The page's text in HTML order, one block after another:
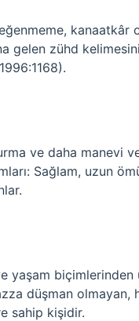
kanaatkâr
gelen zühd
ve daha manevi
Sağlam, uzun
yaşam biçimlerinden
düşman olmayan,
sahip kişidir.